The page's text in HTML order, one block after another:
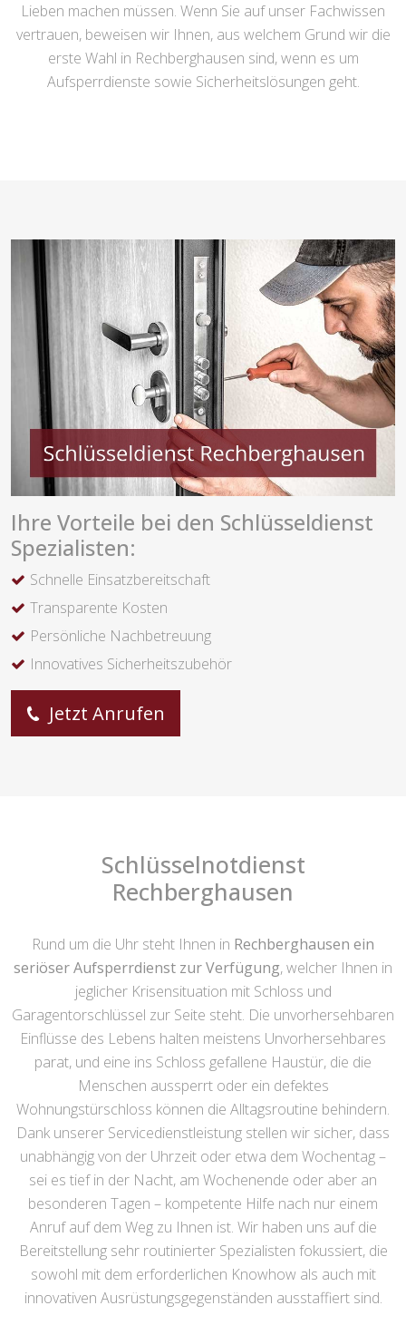
Lieben machen müssen. Wenn Sie auf unser Fachwissen
vertrauen, beweisen wir Ihnen, aus welchem Grund wir die
erste Wahl in Rechberghausen sind, wenn es um
Aufsperrdienste sowie Sicherheitslösungen geht.
Ihre Vorteile bei den Schlüsseldienst
Spezialisten:
Schnelle Einsatzbereitschaft
Transparente Kosten
Persönliche Nachbetreuung
Innovatives Sicherheitszubehör
Jetzt Anrufen
Schlüsselnotdienst
Rechberghausen
Rund um die Uhr steht Ihnen in Rechberghausen ein
seriöser Aufsperrdienst zur Verfügung, welcher Ihnen in
jeglicher Krisensituation mit Schloss und
Garagentorschlüssel zur Seite steht. Die unvorhersehbaren
Einflüsse des Lebens halten meistens Unvorhersehbares
parat, und eine ins Schloss gefallene Haustür, die die
Menschen aussperrt oder ein defektes
Wohnungstürschloss können die Alltagsroutine behindern.
Dank unserer Servicedienstleistung stellen wir sicher, dass
unabhängig von der Uhrzeit oder etwa dem Wochentag –
sei es tief in der Nacht, am Wochenende oder aber an
besonderen Tagen – kompetente Hilfe nach nur einem
Anruf auf dem Weg zu Ihnen ist. Wir haben uns auf die
Bereitstellung sehr routinierter Spezialisten fokussiert, die
sowohl mit dem erforderlichen Knowhow als auch mit
innovativen Ausrüstungsgegenständen ausstaffiert sind.